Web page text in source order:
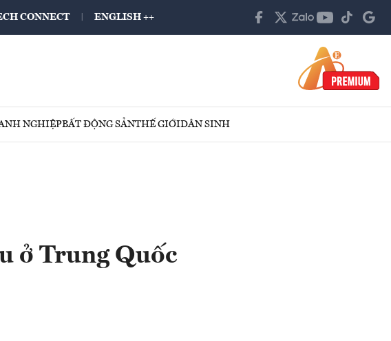
CONNECT ENGLISH ++
NGHIỆPBẤT ĐỘNG SẢNTHẾ GIỚIDÂN SINH
ở Trung Quốc